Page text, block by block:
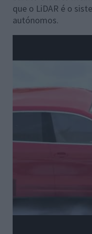
que o LiDAR é o
autónomos.